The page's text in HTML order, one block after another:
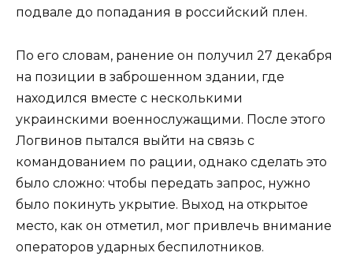
подвале до попадания в российский плен.
По его словам, ранение он получил 27 декабря
на позиции в заброшенном здании, где
находился вместе с несколькими
украинскими военнослужащими. После этого
Логвинов пытался выйти на связь с
командованием по рации, однако сделать это
было сложно: чтобы передать запрос, нужно
было покинуть укрытие. Выход на открытое
место, как он отметил, мог привлечь внимание
операторов ударных беспилотников.